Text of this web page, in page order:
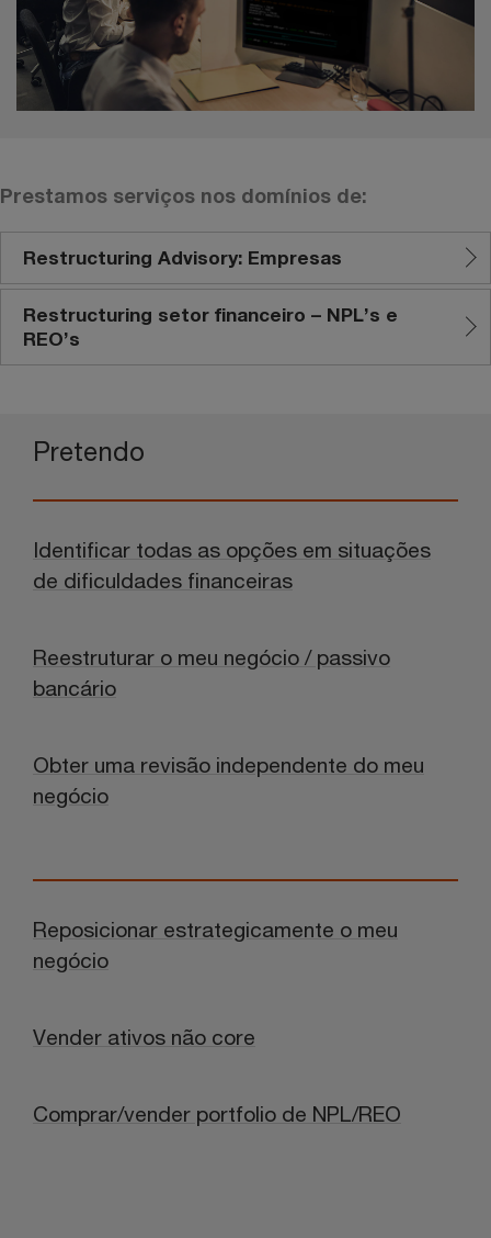
Prestamos serviços nos domínios de:
Restructuring Advisory: Empresas
Restructuring setor financeiro – NPL’s e
REO’s
Pretendo
Identificar todas as opções em situações
de dificuldades financeiras
Reestruturar o meu negócio / passivo
bancário
Obter uma revisão independente do meu
negócio
Reposicionar estrategicamente o meu
negócio
Vender ativos não core
Comprar/vender portfolio de NPL/REO